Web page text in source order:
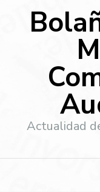
Actualidad